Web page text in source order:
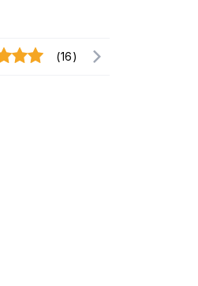
(16)